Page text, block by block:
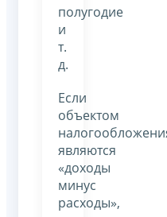
полугодие
и
т.
д.
Если
объектом
являются
«доходы
минус
расходы»,